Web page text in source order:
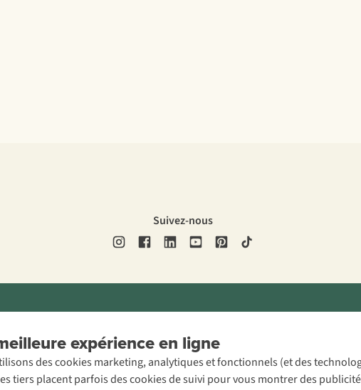
expérience en ligne
des cookies marketing, analytiques et fonctionnels (et des
tiers placent parfois des cookies de suivi pour vous montrer des
Suivez-nous